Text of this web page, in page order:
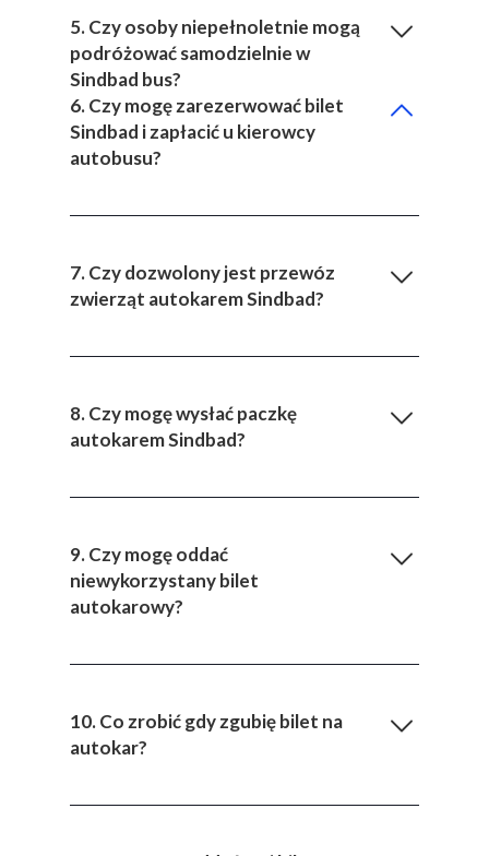
10. Co zrobić gdy zgubię bilet na
autokar?
9. Czy mogę oddać
niewykorzystany bilet
autokarowy?
8. Czy mogę wysłać paczkę
autokarem Sindbad?
7. Czy dozwolony jest przewóz
zwierząt autokarem Sindbad?
6. Czy mogę zarezerwować bilet
Sindbad i zapłacić u kierowcy
autobusu?
5. Czy osoby niepełnoletnie mogą
podróżować samodzielnie w
Sindbad bus?